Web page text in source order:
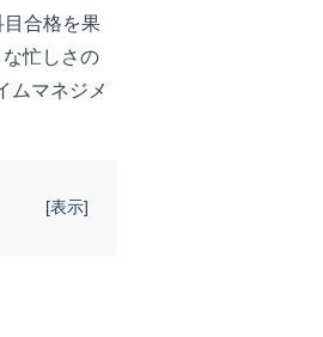
合格を果
忙しさの
ムマネジメ
[表示]